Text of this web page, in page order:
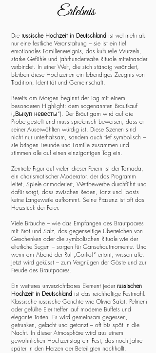
Erlebnis
Die russische Hochzeit in Deutschland ist viel mehr als
nur eine festliche Veranstaltung – sie ist ein tief
emotionales Familienereignis, das kulturelle Wurzeln,
starke Gefühle und jahrhundertealte Rituale miteinander
verbindet. In einer Welt, die sich ständig verändert,
bleiben diese Hochzeiten ein lebendiges Zeugnis von
Tradition, Identität und Gemeinschaft.
Bereits am Morgen beginnt der Tag mit einem
besonderen Highlight: dem sogenannten Brautkauf
(„Выкуп невесты“). Der Bräutigam wird auf die
Probe gestellt und muss spielerisch beweisen, dass er
seiner Auserwählten würdig ist. Diese Szenen sind
nicht nur unterhaltsam, sondern auch tief symbolisch –
sie bringen Freunde und Familie zusammen und
stimmen alle auf einen einzigartigen Tag ein.
Zentrale Figur auf vielen dieser Feiern ist der Tamada,
ein charismatischer Moderator, der das Programm
leitet, Spiele anmoderiert, Wettbewerbe durchführt und
dafür sorgt, dass zwischen Reden, Tanz und Toasts
keine Langeweile aufkommt. Seine Präsenz ist oft das
Herzstück der Feier.
Viele Bräuche – wie das Empfangen des Brautpaares
mit Brot und Salz, das gegenseitige Überreichen von
Geschenken oder die symbolischen Rituale wie der
elterliche Segen – sorgen für Gänsehautmomente. Und
wenn am Abend der Ruf „Gorko!“ ertönt, wissen alle:
Jetzt wird geküsst – zum Vergnügen der Gäste und zur
Freude des Brautpaares.
Ein weiteres unverzichtbares Element jeder russischen
Hochzeit in Deutschland ist das reichhaltige Festmahl.
Klassische russische Gerichte wie Olivier-Salat, Pelmeni
oder gefüllte Eier treffen auf moderne Buffets und
elegante Torten. Es wird gemeinsam gegessen,
getrunken, gelacht und getanzt – oft bis spät in die
Nacht. In dieser Atmosphäre wird aus einem
gewöhnlichen Hochzeitstag ein Fest, das noch Jahre
später in den Herzen der Beteiligten nachhallt.